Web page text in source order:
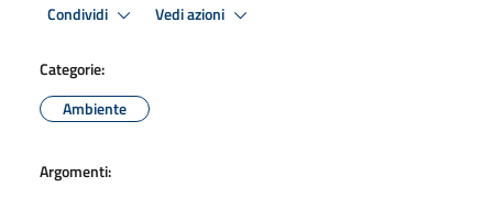
Condividi Vedi azioni
Categorie:
Ambiente
Argomenti: